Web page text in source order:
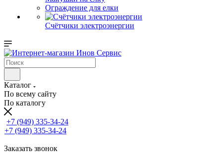
Ограждение для елки
Счётчики электроэнергии
Каталог
По всему сайту
По каталогу
+7 (949) 335-34-24
+7 (949) 335-34-24
Заказать звонок